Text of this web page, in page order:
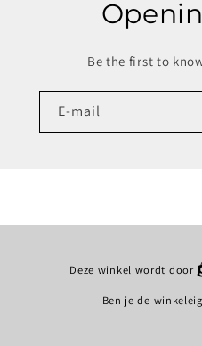
Be the first to
E‑mail
Deze winkel wordt door
Ben je de